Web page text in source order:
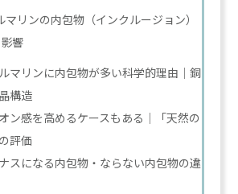
マリンの内包物（インクルージョン）
響
マリンに内包物が多い科学的理由｜銅
構造
ン感を高めるケースもある｜「天然の
評価
スになる内包物・ならない内包物の違